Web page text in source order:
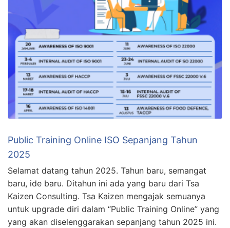
Public Training Online ISO Sepanjang Tahun
2025
Selamat datang tahun 2025. Tahun baru, semangat
baru, ide baru. Ditahun ini ada yang baru dari Tsa
Kaizen Consulting. Tsa Kaizen mengajak semuanya
untuk upgrade diri dalam “Public Training Online” yang
yang akan diselenggarakan sepanjang tahun 2025 ini.